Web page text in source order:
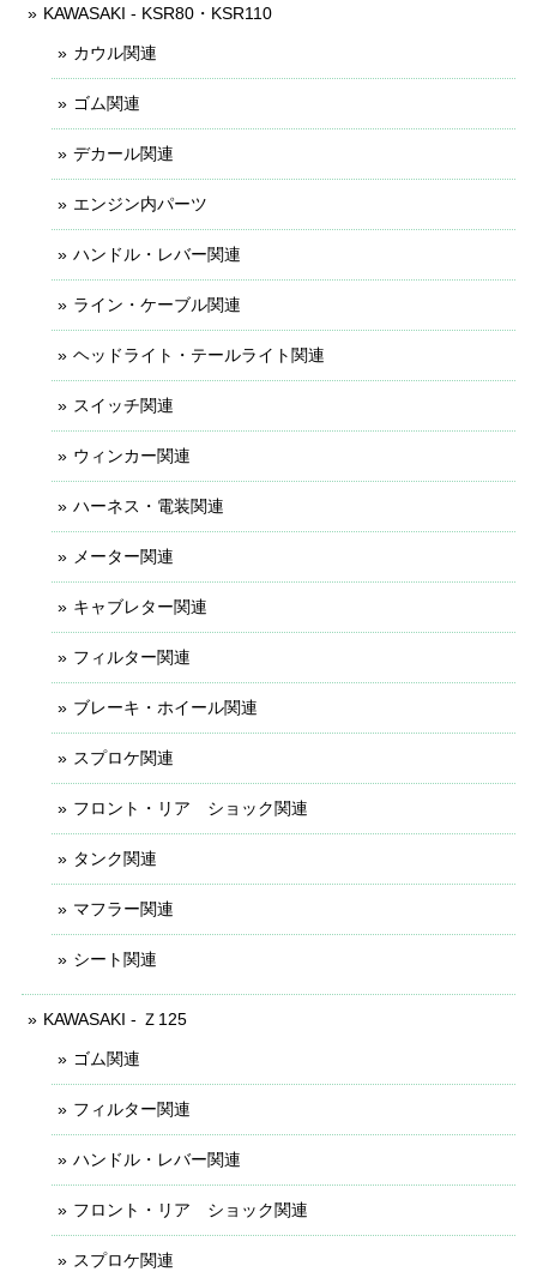
KAWASAKI - KSR80・KSR110
カウル関連
ゴム関連
デカール関連
エンジン内パーツ
ハンドル・レバー関連
ライン・ケーブル関連
ヘッドライト・テールライト関連
スイッチ関連
ウィンカー関連
ハーネス・電装関連
メーター関連
キャブレター関連
フィルター関連
ブレーキ・ホイール関連
スプロケ関連
フロント・リア ショック関連
タンク関連
マフラー関連
シート関連
KAWASAKI - Ｚ125
ゴム関連
フィルター関連
ハンドル・レバー関連
フロント・リア ショック関連
スプロケ関連